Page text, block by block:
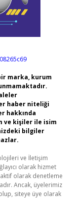
marka, kurum
haber niteliği
hakkında
ve kişiler ile isim
bilgiler
ve İletişim
olarak hizmet
olarak denetleme
Ancak, üyelerimiz
siteye üye olarak